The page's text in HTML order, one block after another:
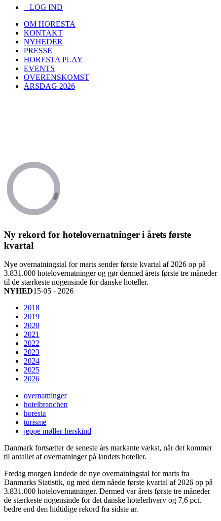
LOG IND
OM HORESTA
KONTAKT
NYHEDER
PRESSE
HORESTA PLAY
EVENTS
OVERENSKOMST
ÅRSDAG 2026
Ny rekord for hotelovernatninger i årets første
kvartal
Nye overnatningstal for marts sender første kvartal af 2026 op på
3.831.000 hotelovernatninger og gør dermed årets første tre måneder
til de stærkeste nogensinde for danske hoteller.
NYHED15-05 - 2026
2018
2019
2020
2021
2022
2023
2024
2025
2026
overnatninger
hotelbranchen
horesta
turisme
jeppe møller-herskind
Danmark fortsætter de seneste års markante vækst, når det kommer
til antallet af overnatninger på landets hoteller.
Fredag morgen landede de nye overnatningstal for marts fra
Danmarks Statistik, og med dem nåede første kvartal af 2026 op på
3.831.000 hotelovernatninger. Dermed var årets første tre måneder
de stærkeste nogensinde for det danske hotelerhverv og 7,6 pct.
bedre end den hidtidige rekord fra sidste år.